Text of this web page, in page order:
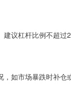
议杠杆比例不超过
如市场暴跌时补仓